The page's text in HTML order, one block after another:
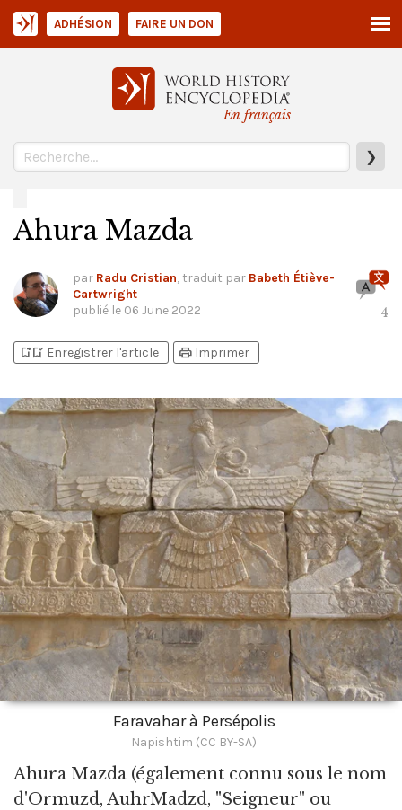
En français
❯
ADHÉSION FAIRE UN DON
Ahura Mazda
par Radu Cristian, traduit par Babeth Étiève-
Cartwright
publié le 06 June 2022 4
bookmark_addbookmark_added Enregistrer l'article print Imprimer
Faravahar à Persépolis
Napishtim (CC BY-SA)
Ahura Mazda (également connu sous le nom
d'Ormuzd, AuhrMadzd, "Seigneur" ou